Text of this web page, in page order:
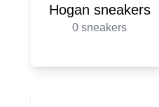
Hogan sneakers
0 sneakers